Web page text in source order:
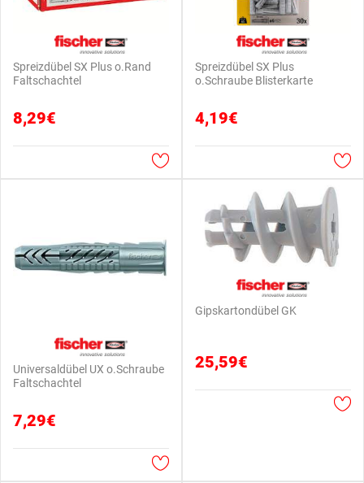
Spreizdübel SX Plus o.Rand
Faltschachtel
8,29€
Spreizdübel SX Plus
o.Schraube Blisterkarte
4,19€
Universaldübel UX o.Schraube
Faltschachtel
7,29€
Gipskartondübel GK
25,59€